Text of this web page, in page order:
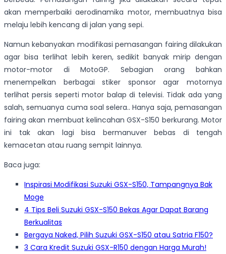
akan memperbaiki aerodinamika motor, membuatnya bisa
melaju lebih kencang di jalan yang sepi.
Namun kebanyakan modifikasi pemasangan fairing dilakukan
agar bisa terlihat lebih keren, sedikit banyak mirip dengan
motor-motor di MotoGP. Sebagian orang bahkan
menempelkan berbagai stiker sponsor agar motornya
terlihat persis seperti motor balap di televisi. Tidak ada yang
salah, semuanya cuma soal selera.. Hanya saja, pemasangan
fairing akan membuat kelincahan GSX-S150 berkurang. Motor
ini tak akan lagi bisa bermanuver bebas di tengah
kemacetan atau ruang sempit lainnya.
Baca juga:
Inspirasi Modifikasi Suzuki GSX-S150, Tampangnya Bak
Moge
4 Tips Beli Suzuki GSX-S150 Bekas Agar Dapat Barang
Berkualitas
Bergaya Naked, Pilih Suzuki GSX-S150 atau Satria F150?
3 Cara Kredit Suzuki GSX-R150 dengan Harga Murah!